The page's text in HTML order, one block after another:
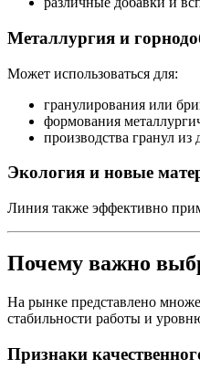
Металлургия и
Может использоваться для:
гранулирования или
формования
производства гранул
Экология и новые
Линия также эффективно
Почему важно
На рынке представлено
стабильности работы и
Признаки